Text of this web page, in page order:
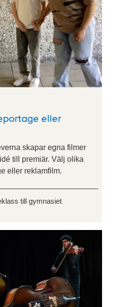
eller
skapar egna filmer
till premiär. Välj olika
eller reklamfilm.
till gymnasiet